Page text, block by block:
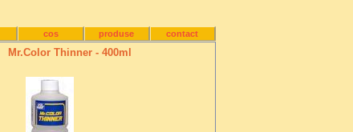
contact
produse
cos
Mr.Color Thinner - 400ml